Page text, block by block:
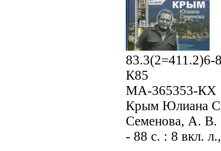
83.3(2=411.2)6-
К85
МА-365353-КХ
Крым Юлиана
Семенова, А.
- 88 с. : 8 вкл.